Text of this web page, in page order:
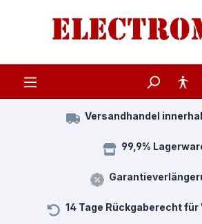
Zum Hauptinhalt springen
Versandhandel
99,9%
14 Tage Rückgaberecht